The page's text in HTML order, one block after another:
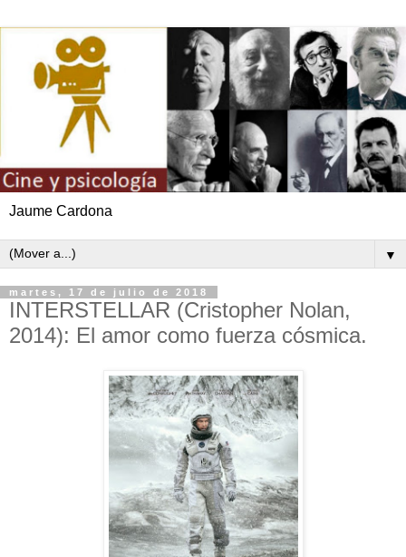
Jaume Cardona
▼
martes, 17 de julio de 2018
INTERSTELLAR (Cristopher Nolan,
2014): El amor como fuerza cósmica.